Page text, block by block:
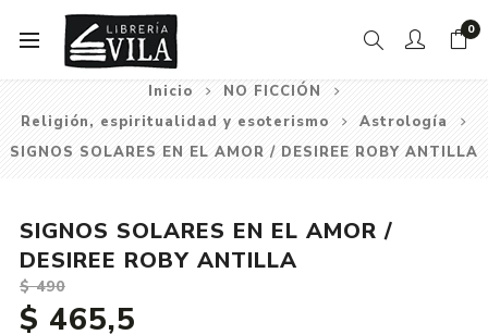
0
Inicio
NO FICCIÓN
Religión, espiritualidad y esoterismo
Astrología
SIGNOS SOLARES EN EL AMOR / DESIREE ROBY ANTILLA
SIGNOS SOLARES EN EL AMOR /
DESIREE ROBY ANTILLA
$ 490
$ 465,5